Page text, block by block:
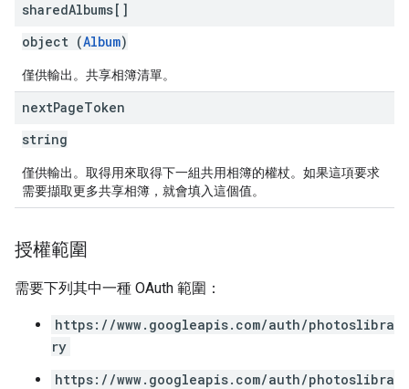
sharedAlbums[]
object (Album)
僅供輸出。共享相簿清單。
nextPageToken
string
僅供輸出。取得用來取得下一組共用相簿的權杖。如果這項要求
需要擷取更多共享相簿，就會填入這個值。
授權範圍
需要下列其中一種 OAuth 範圍：
https://www.googleapis.com/auth/photoslibra
ry
https://www.googleapis.com/auth/photoslibra